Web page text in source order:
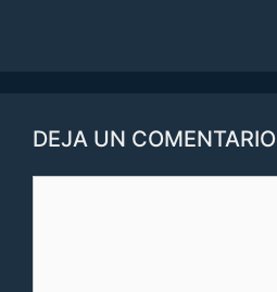
DEJA UN COMENTARIO